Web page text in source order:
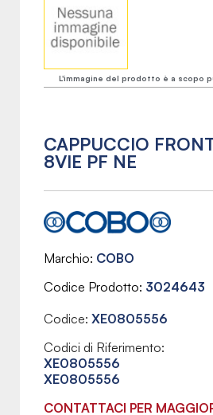
L'immagine del prodotto è a scopo
CAPPUCCIO
8VIE PF NE
Marchio COBO
Codice Prodotto 3024643
Codice: XE0805556
Codici di Riferimento:
XE0805556
XE0805556
CONTATTACI PER